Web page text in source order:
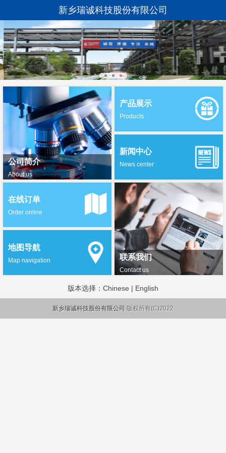
新乡瑞诚科技股份有限公司
公司简介
About us
产品展示
Products
新闻中心
News center
联系我们
Contact us
在线订单
Order online
地图导航
Map navigation
版本选择： Chinese | English
新乡瑞诚科技股份有限公司 版权所有(C)2022